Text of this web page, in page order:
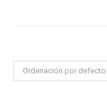
Ordenación por defecto